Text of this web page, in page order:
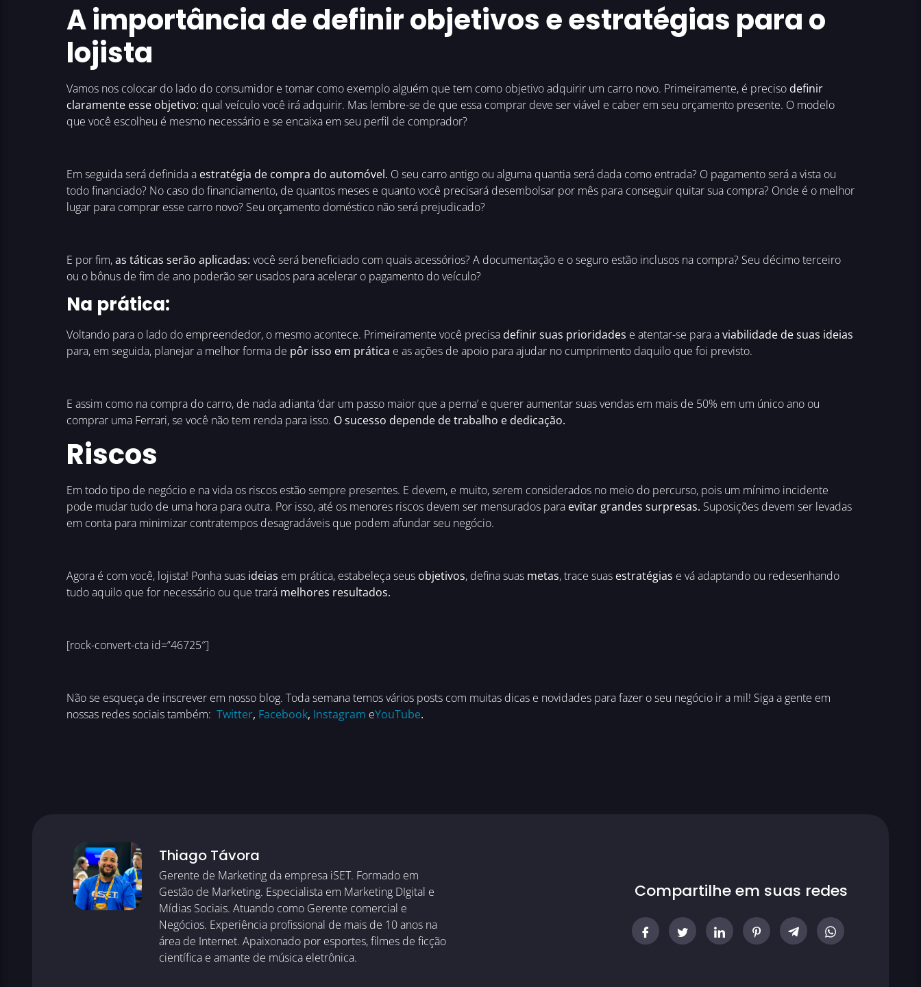
A importância de definir objetivos e estratégias para o
lojista
Vamos nos colocar do lado do consumidor e tomar como exemplo alguém que tem como objetivo adquirir um carro novo. Primeiramente, é preciso definir
claramente esse objetivo: qual veículo você irá adquirir. Mas lembre-se de que essa comprar deve ser viável e caber em seu orçamento presente. O modelo
que você escolheu é mesmo necessário e se encaixa em seu perfil de comprador?
Em seguida será definida a estratégia de compra do automóvel. O seu carro antigo ou alguma quantia será dada como entrada? O pagamento será a vista ou
todo financiado? No caso do financiamento, de quantos meses e quanto você precisará desembolsar por mês para conseguir quitar sua compra? Onde é o melhor
lugar para comprar esse carro novo? Seu orçamento doméstico não será prejudicado?
E por fim,as táticas serão aplicadas: você será beneficiado com quais acessórios? A documentação e o seguro estão inclusos na compra? Seu décimo terceiro
ou o bônus de fim de ano poderão ser usados para acelerar o pagamento do veículo?
Na prática:
Voltando para o lado do empreendedor, o mesmo acontece. Primeiramente você precisa definir suas prioridades e atentar-se para aviabilidade de suas ideias
para, em seguida, planejar a melhor forma de pôr isso em prática e as ações de apoio para ajudar no cumprimento daquilo que foi previsto.
E assim como na compra do carro, de nada adianta ‘dar um passo maior que a perna’ e querer aumentar suas vendas em mais de 50% em um único ano ou
comprar uma Ferrari, se você não tem renda para isso. O sucesso depende de trabalho e dedicação.
Riscos
Em todo tipo de negócio e na vida os riscos estão sempre presentes. E devem, e muito, serem considerados no meio do percurso, pois um mínimo incidente
pode mudar tudo de uma hora para outra. Por isso, até os menores riscos devem ser mensurados para evitar grandes surpresas. Suposições devem ser levadas
em conta para minimizar contratempos desagradáveis que podem afundar seu negócio.
Agora é com você, lojista! Ponha suas ideias em prática, estabeleça seus objetivos, defina suas metas, trace suas estratégias e vá adaptando ou redesenhando
tudo aquilo que for necessário ou que trará melhores resultados.
[rock-convert-cta id=”46725″]
Não se esqueça de inscrever em nosso blog. Toda semana temos vários posts com muitas dicas e novidades para fazer o seu negócio ir a mil! Siga a gente em
nossas redes sociais também: Twitter, Facebook, Instagram eYouTube.
Thiago Távora
Gerente de Marketing da empresa iSET. Formado em
Gestão de Marketing. Especialista em Marketing DIgital e
Mídias Sociais. Atuando como Gerente comercial e
Negócios. Experiência profissional de mais de 10 anos na
área de Internet. Apaixonado por esportes, filmes de ficção
científica e amante de música eletrônica.
Compartilhe em suas redes